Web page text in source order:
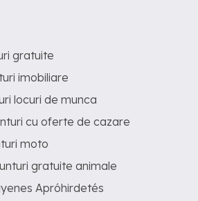
gratuite
imobiliare
locuri de munca
cu oferte de cazare
moto
gratuite animale
Apróhirdetés